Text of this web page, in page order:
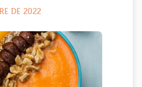
DE 2022